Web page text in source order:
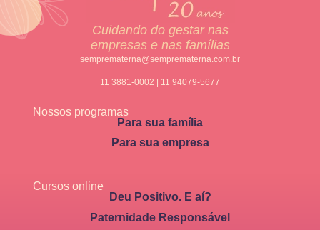
Cuidando do gestar nas
empresas e nas famílias
semprematerna@semprematerna.com.br
11 3881-0002 | 11 94079-5677
Nossos programas
Para sua família
Para sua empresa
Cursos online
Deu Positivo. E aí?
Paternidade Responsável